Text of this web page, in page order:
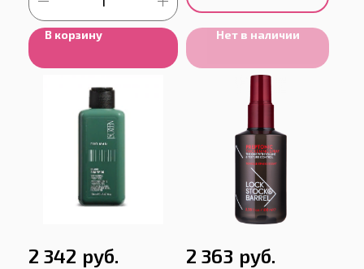
В корзину Нет в наличии
2 342 руб. 2 363 руб.